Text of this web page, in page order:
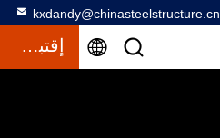
kxdandy@chinasteelstructure.cn
إقتباس